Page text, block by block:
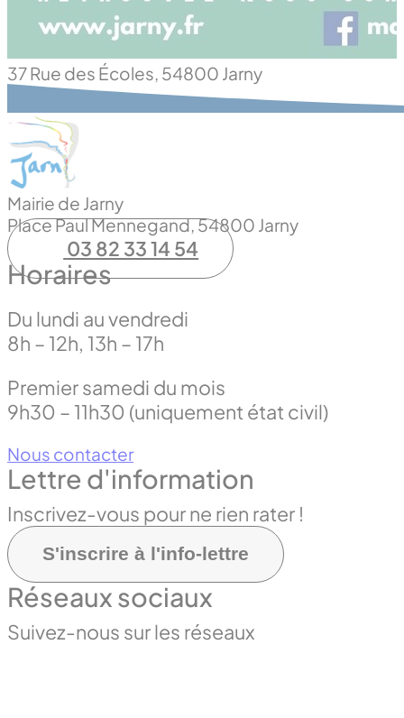
37 Rue des Écoles, 54800 Jarny
Mairie de Jarny
Place Paul Mennegand, 54800 Jarny
03 82 33 14 54
Horaires
Du lundi au vendredi
8h – 12h, 13h – 17h
Premier samedi du mois
9h30 – 11h30 (uniquement état civil)
Nous contacter
Lettre d'information
Inscrivez-vous pour ne rien rater !
S'inscrire à l'info-lettre
Réseaux sociaux
Suivez-nous sur les réseaux